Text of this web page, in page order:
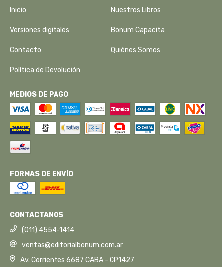
Inicio Nuestros Libros
Versiones digitales Bonum Capacita
Contacto Quiénes Somos
Política de Devolución
MEDIOS DE PAGO
FORMAS DE ENVÍO
CONTACTANOS
(011) 4554-1414
ventas@editorialbonum.com.ar
Av. Corrientes 6687 CABA - CP1427